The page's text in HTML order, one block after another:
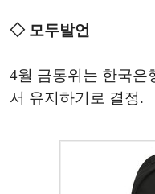
◇ 모두발언
4월 금통위는 한국은
서 유지하기로 결정.